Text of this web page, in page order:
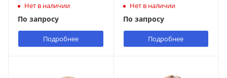
Нет в наличии
По запросу
Подробнее
Нет в наличии
По запросу
Подробнее